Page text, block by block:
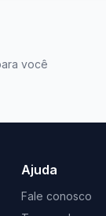
você
Lá
Ajuda
Fale conosco